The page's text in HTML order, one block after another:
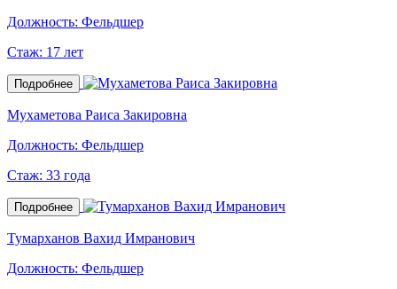
Должность: Фельдшер
Стаж: 17 лет
Подробнее
Мухаметова Раиса Закировна
Должность: Фельдшер
Стаж: 33 года
Подробнее
Тумарханов Вахид Имранович
Должность: Фельдшер